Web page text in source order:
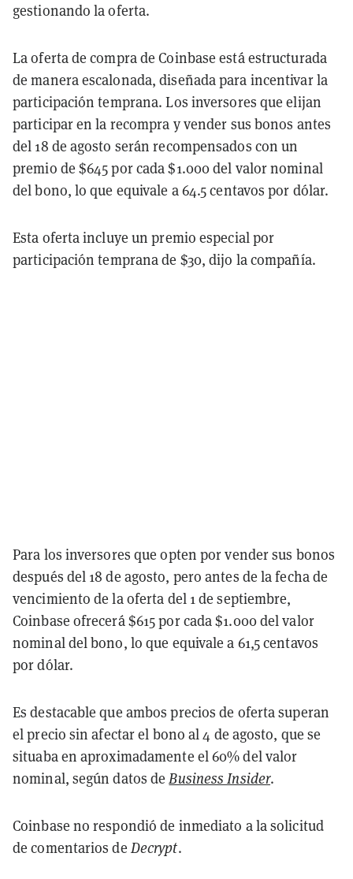
gestionando la oferta.
La oferta de compra de Coinbase está estructurada
de manera escalonada, diseñada para incentivar la
participación temprana. Los inversores que elijan
participar en la recompra y vender sus bonos antes
del 18 de agosto serán recompensados con un
premio de $645 por cada $1.000 del valor nominal
del bono, lo que equivale a 64.5 centavos por dólar.
Esta oferta incluye un premio especial por
participación temprana de $30, dijo la compañía.
Para los inversores que opten por vender sus bonos
después del 18 de agosto, pero antes de la fecha de
vencimiento de la oferta del 1 de septiembre,
Coinbase ofrecerá $615 por cada $1.000 del valor
nominal del bono, lo que equivale a 61,5 centavos
por dólar.
Es destacable que ambos precios de oferta superan
el precio sin afectar el bono al 4 de agosto, que se
situaba en aproximadamente el 60% del valor
nominal, según datos deBusiness Insider.
Coinbase no respondió de inmediato a la solicitud
de comentarios de Decrypt.